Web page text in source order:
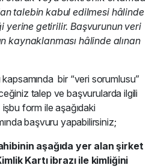
talebin kabul edilmesi hâlinde
yerine getirilir. Başvurunun veri
kaynaklanması hâlinde alınan
bir “veri sorumlusu”
talep ve başvurularda ilgili
form ile aşağıdaki
başvuru yapabilirsiniz;
aşağıda yer alan şirket
Kartı ibrazı ile kimliğini